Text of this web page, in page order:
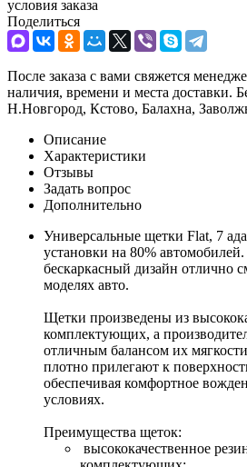
условия заказа
Поделиться
После заказа с вами свяжется
наличия, времени и места доставки.
Н.Новгород, Кстово, Балахна,
Описание
Характеристики
Отзывы
Задать вопрос
Дополнительно
Универсальные щетки Flat, 7
установки на 80%
бескаркасный дизайн отлично
моделях авто.
Щетки произведены из
комплектующих, а
отличным балансом их
плотно прилегают к
обеспечивая комфортное
условиях.
Преимущества щеток:
высококачественное